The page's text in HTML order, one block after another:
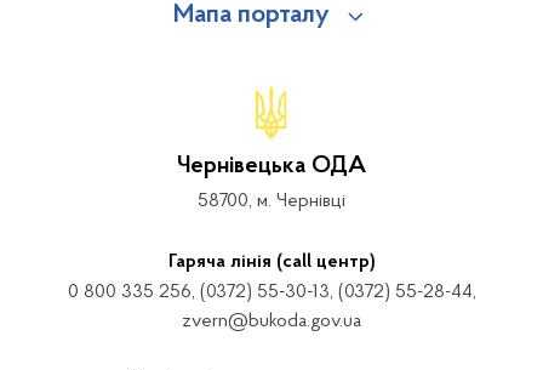
Мапа порталу
Чернівецька ОДА
58700, м. Чернівці
Гаряча лінія (call центр)
0 800 335 256, (0372) 55-30-13, (0372) 55-28-44,
zvern@bukoda.gov.ua